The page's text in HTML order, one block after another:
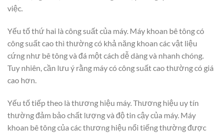
việc.
Yếu tố thứ hai là công suất của máy. Máy khoan bê tông có
công suất cao thì thường có khả năng khoan các vật liệu
cứng như bê tông và đá một cách dễ dàng và nhanh chóng.
Tuy nhiên, cần lưu ý rằng máy có công suất cao thường có giá
cao hơn.
Yếu tố tiếp theo là thương hiệu máy. Thương hiệu uy tín
thường đảm bảo chất lượng và độ tin cậy của máy. Máy
khoan bê tông của các thương hiệu nổi tiếng thường được